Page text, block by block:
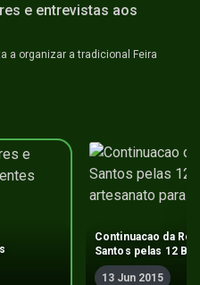
e entrevistas aos
a organizar a tradicional Feira
Continuacao da
Santos pelas 12
artesanato para
13 Jun 2015